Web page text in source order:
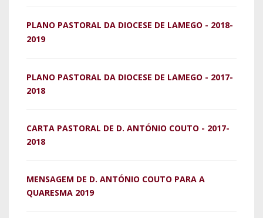
PLANO PASTORAL DA DIOCESE DE LAMEGO - 2018-
2019
PLANO PASTORAL DA DIOCESE DE LAMEGO - 2017-
2018
CARTA PASTORAL DE D. ANTÓNIO COUTO - 2017-
2018
MENSAGEM DE D. ANTÓNIO COUTO PARA A
QUARESMA 2019